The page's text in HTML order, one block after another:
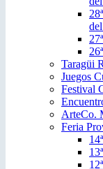
Taragüi
Juegos
Festival
ArteCo.
Feria